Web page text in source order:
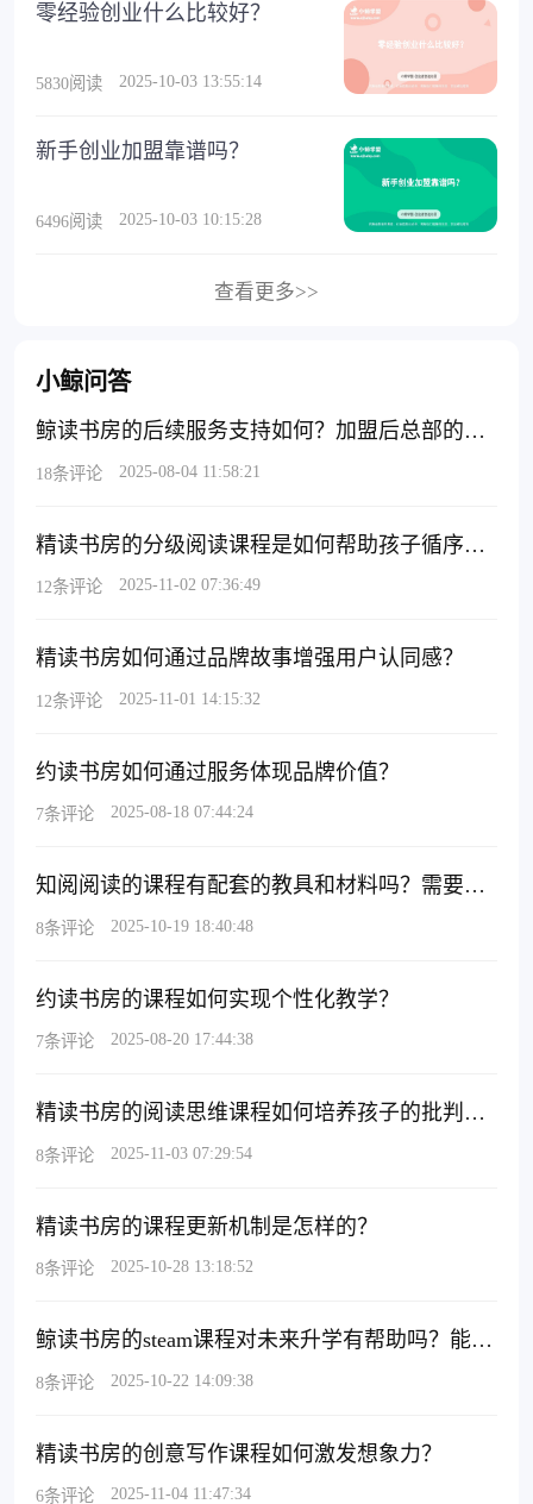
零经验创业什么比较好？
5830阅读 2025-10-03 13:55:14
新手创业加盟靠谱吗？
6496阅读 2025-10-03 10:15:28
查看更多>>
小鲸问答
鲸读书房的后续服务支持如何？加盟后总部的服务跟得上吗？
18条评论 2025-08-04 11:58:21
精读书房的分级阅读课程是如何帮助孩子循序渐进的？
12条评论 2025-11-02 07:36:49
精读书房如何通过品牌故事增强用户认同感？
12条评论 2025-11-01 14:15:32
约读书房如何通过服务体现品牌价值？
7条评论 2025-08-18 07:44:24
知阅阅读的课程有配套的教具和材料吗？需要额外购买吗？
8条评论 2025-10-19 18:40:48
约读书房的课程如何实现个性化教学？
7条评论 2025-08-20 17:44:38
精读书房的阅读思维课程如何培养孩子的批判性思维？
8条评论 2025-11-03 07:29:54
精读书房的课程更新机制是怎样的？
8条评论 2025-10-28 13:18:52
鲸读书房的steam课程对未来升学有帮助吗？能培养什么核心能力？
8条评论 2025-10-22 14:09:38
精读书房的创意写作课程如何激发想象力？
6条评论 2025-11-04 11:47:34